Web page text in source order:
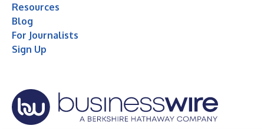
Resources
Blog
For Journalists
Sign Up